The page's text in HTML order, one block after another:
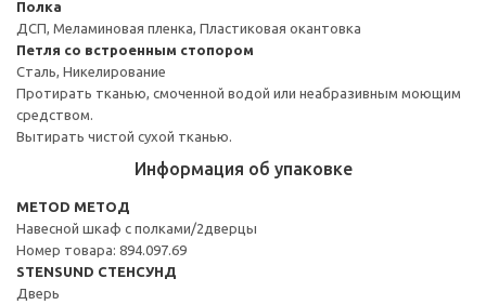
Полка
ДСП, Меламиновая пленка, Пластиковая окантовка
Петля со встроенным стопором
Сталь, Никелирование
Протирать тканью, смоченной водой или неабразивным моющим
средством.
Вытирать чистой сухой тканью.
Информация об упаковке
METOD МЕТОД
Навесной шкаф с полками/2дверцы
Номер товара: 894.097.69
STENSUND СТЕНСУНД
Дверь